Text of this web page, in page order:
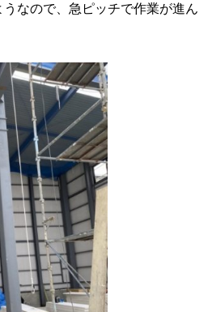
なので、急ピッチで作業が進ん